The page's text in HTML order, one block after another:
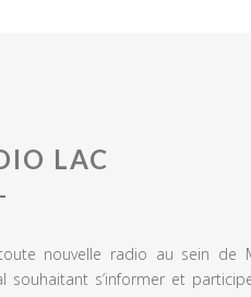
LAC
nouvelle radio au sein de
souhaitant s’informer et